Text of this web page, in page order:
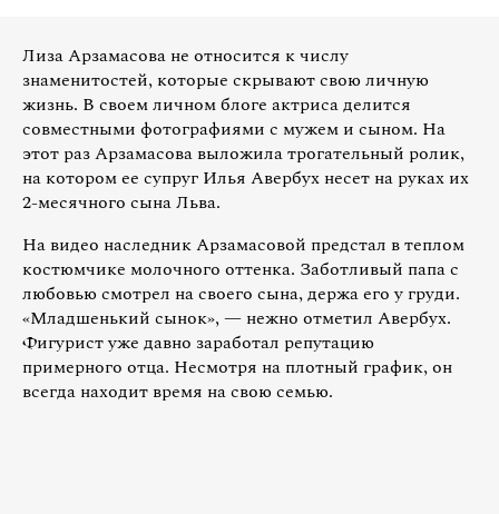
Лиза Арзамасова не относится к числу
знаменитостей, которые скрывают свою личную
жизнь. В своем личном блоге актриса делится
совместными фотографиями с мужем и сыном. На
этот раз Арзамасова выложила трогательный ролик,
на котором ее супруг Илья Авербух несет на руках их
2-месячного сына Льва.
На видео наследник Арзамасовой предстал в теплом
костюмчике молочного оттенка. Заботливый папа с
любовью смотрел на своего сына, держа его у груди.
«Младшенький сынок», — нежно отметил Авербух.
Фигурист уже давно заработал репутацию
примерного отца. Несмотря на плотный график, он
всегда находит время на свою семью.